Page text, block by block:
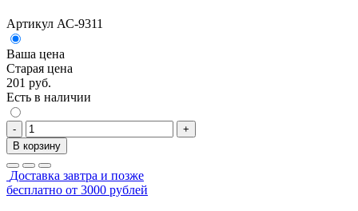
Артикул АС-9311
Ваша цена
Старая цена
201 руб.
Есть в наличии
-
+
В корзину
Доставка завтра и позже
бесплатно от 3000 рублей